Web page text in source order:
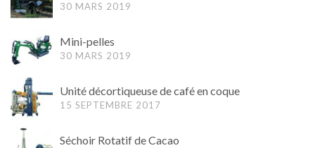
30 MARS 2019
Mini-pelles
30 MARS 2019
Unité décortiqueuse de café en coque
15 SEPTEMBRE 2017
Séchoir Rotatif de Cacao